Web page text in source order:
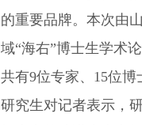
的重要品牌。本次由
域“海右”博士生学术
共有9位专家、15位
研究生对记者表示，